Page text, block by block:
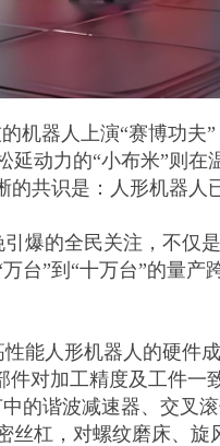
机器人上演“赛博功夫
动力的“小布米”则在
共识是：人形机器人
爆的全民关注，不仅
台”到“十万台”的量产
能人形机器人的硬件
对加工精度及工件一
的谐波减速器、交叉
杠，对螺纹磨床、旋